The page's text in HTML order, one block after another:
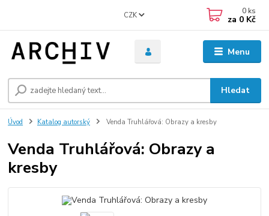
Menu
CZK
Hledat
0 ks
za 0 Kč
Úvod Katalog autorský Venda Truhlářová: Obrazy a kresby
Venda Truhlářová: Obrazy a
kresby